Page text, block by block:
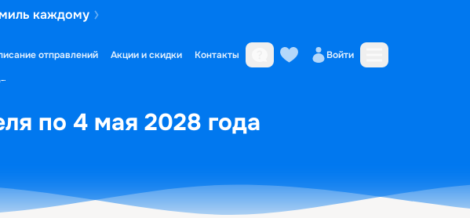
каждому
отправлений Акции и скидки Контакты Войти
по 4 мая 2028 года